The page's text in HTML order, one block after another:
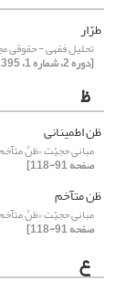
طرّار
تحلیل فقهی - حقوقی مجازات
[دوره 2، شماره 1، 1395، صفحه 9-33]
ظ
ظن اطمینانی
مبانی حجیّت «ظنّ
صفحه 91-118]
ظن متآخم
مبانی حجیّت «ظنّ
صفحه 91-118]
ع